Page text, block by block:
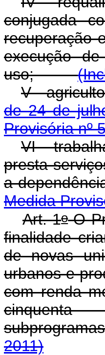
conjugada
recuperação
execução
uso;
V -
de 24 de
Provisória nº
VI -
presta
a
Medida
Art. 1oO
finalidade
de novas
urbanos e
com renda
2011)